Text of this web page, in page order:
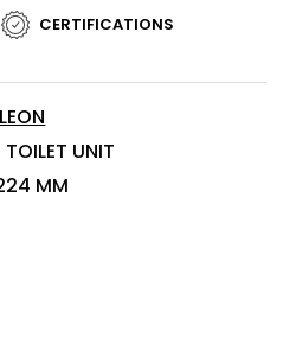
CERTIFICATIONS
UNIT
MM